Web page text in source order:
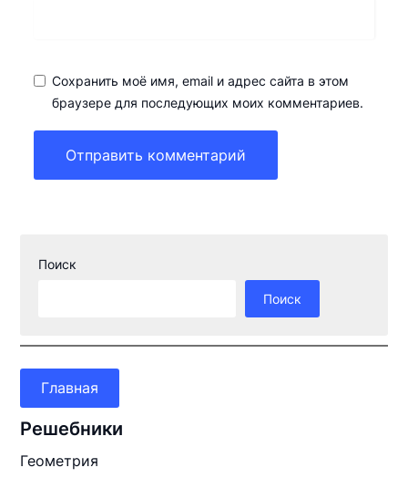
Сохранить моё имя, email и адрес сайта в этом
браузере для последующих моих комментариев.
Поиск
Поиск
Главная
Решебники
Геометрия